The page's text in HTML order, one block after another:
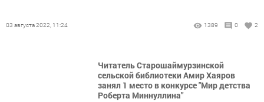
03 августа 2022, 11:24 1389 0 2
Читатель Старошаймурзинской
сельской библиотеки Амир Хаяров
занял 1 место в конкурсе "Мир детства
Роберта Миннуллина"